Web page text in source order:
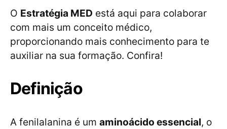
O Estratégia MED está aqui para colaborar
com mais um conceito médico,
proporcionando mais conhecimento para te
auxiliar na sua formação. Confira!
Definição
A fenilalanina é um aminoácido essencial, o